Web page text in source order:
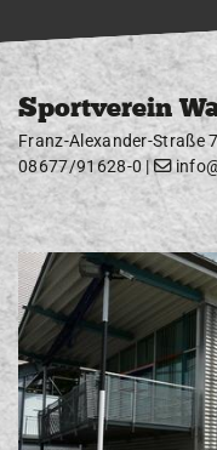
Sportverein
Franz-Alexander-Straße
08677/91628-0 |